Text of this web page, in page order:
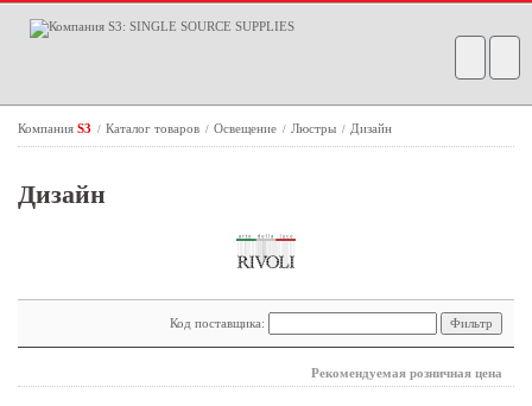
Компания S3 / Каталог товаров / Освещение / Люстры / Дизайн
Дизайн
Код поставщика:
Рекомендуемая розничная цена